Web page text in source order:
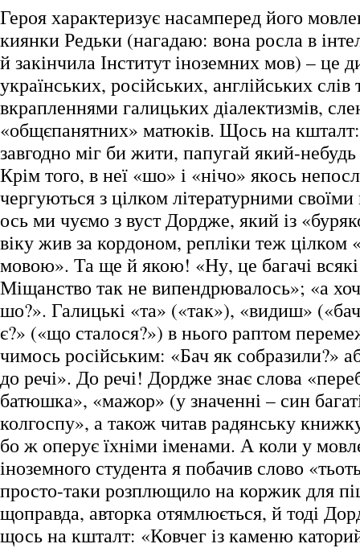
Героя характеризує насамперед його
киянки Редьки (нагадаю: вона росла в
й закінчила Інститут іноземних мов) – це
українських, російських, англійських слів
вкрапленнями галицьких діалектизмів,
«общєпанятних» матюків. Щось на
завгодно міг би жити, папугай який-
Крім того, в неї «шо» і «нічо» якось
чергуються з цілком літературними
ось ми чуємо з вуст Дордже, який із
віку жив за кордоном, репліки теж цілком
мовою». Та ще й якою! «Ну, це багачі
Міщанство так не випендрювалось»; «а
шо?». Галицькі «та» («так»), «видиш»
є?» («що сталося?») в нього раптом
чимось російським: «Бач як собразили?»
до речі». До речі! Дордже знає слова
батюшка», «мажор» (у значенні – син
колгоспу», а також читав радянську
бо ж оперує їхніми іменами. А коли у
іноземного студента я побачив слово
просто-таки розплющило на коржик для
щоправда, авторка отямлюється, й тоді
щось на кшталт: «Ковчег із каменю